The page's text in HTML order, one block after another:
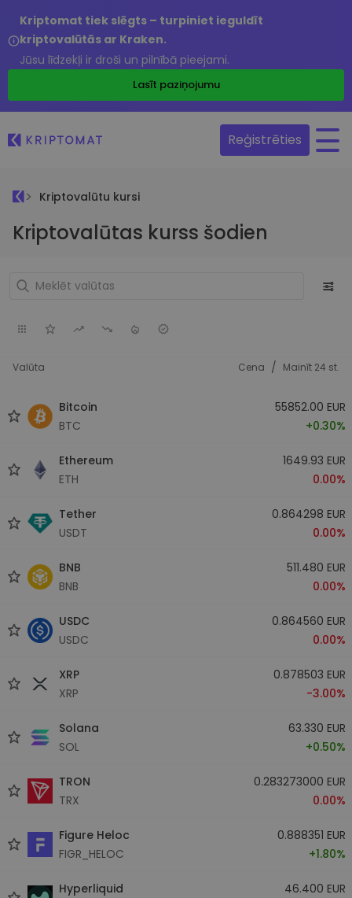
Kriptomat tiek slēgts – turpiniet ieguldīt
kriptovalūtās ar Kraken.
Jūsu līdzekļi ir droši un pilnībā pieejami.
Lasīt paziņojumu
Reģistrēties
Kriptovalūtu kursi
Kriptovalūtas kurss šodien
Valūta Cena / Mainīt 24 st.
Bitcoin
BTC
55852.00 EUR
+0.30%
Ethereum
ETH
1649.93 EUR
0.00%
Tether
USDT
0.864298 EUR
0.00%
BNB
BNB
511.480 EUR
0.00%
USDC
USDC
0.864560 EUR
0.00%
XRP
XRP
0.878503 EUR
-3.00%
Solana
SOL
63.330 EUR
+0.50%
TRON
TRX
0.283273000 EUR
0.00%
Figure Heloc
FIGR_HELOC
0.888351 EUR
+1.80%
Hyperliquid
46.400 EUR